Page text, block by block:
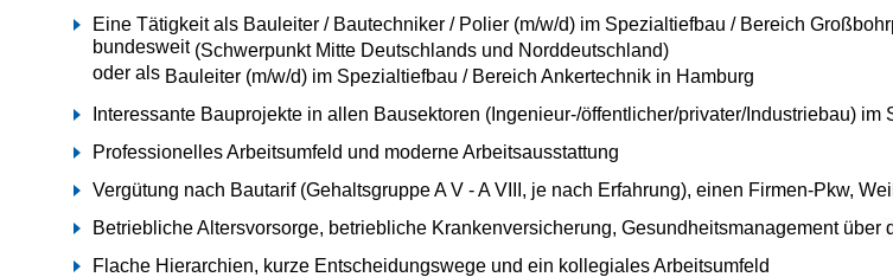
Eine Tätigkeit als Bauleiter / Bautechniker / Polier (m/w/d) im Spezialtiefbau / Bereich
bundesweit (Schwerpunkt Mitte Deutschlands und Norddeutschland)
oder als Bauleiter (m/w/d) im Spezialtiefbau / Bereich Ankertechnik in Hamburg
Interessante Bauprojekte in allen Bausektoren (Ingenieur-/öffentlicher/privater/Industriebau) im
Professionelles Arbeitsumfeld und moderne Arbeitsausstattung
Vergütung nach Bautarif (Gehaltsgruppe A V - A VIII, je nach Erfahrung), einen Firmen-Pkw,
Betriebliche Altersvorsorge, betriebliche Krankenversicherung, Gesundheitsmanagement über
Flache Hierarchien, kurze Entscheidungswege und ein kollegiales Arbeitsumfeld